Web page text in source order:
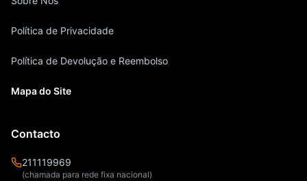
Política de Privacidade
Política de Devolução e Reembolso
Mapa do Site
Contacto
211119969
(chamada para rede fixa nacional)